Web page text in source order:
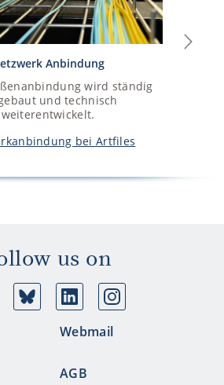
wird ständig
technisch
bei Artfiles
Unsere
Next
us on
FacebookBluesky
Webmail
AGB